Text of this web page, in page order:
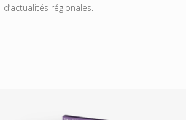
d’actualités régionales.